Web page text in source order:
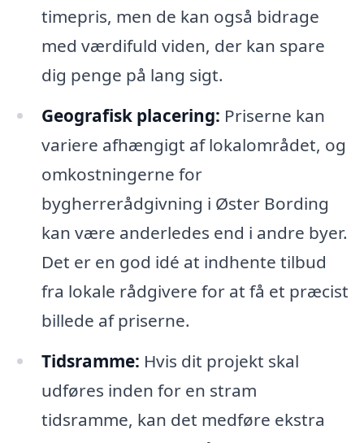
timepris, men de kan også bidrage
med værdifuld viden, der kan spare
dig penge på lang sigt.
Geografisk placering: Priserne kan
variere afhængigt af lokalområdet, og
omkostningerne for
bygherrerådgivning i Øster Bording
kan være anderledes end i andre byer.
Det er en god idé at indhente tilbud
fra lokale rådgivere for at få et præcist
billede af priserne.
Tidsramme: Hvis dit projekt skal
udføres inden for en stram
tidsramme, kan det medføre ekstra